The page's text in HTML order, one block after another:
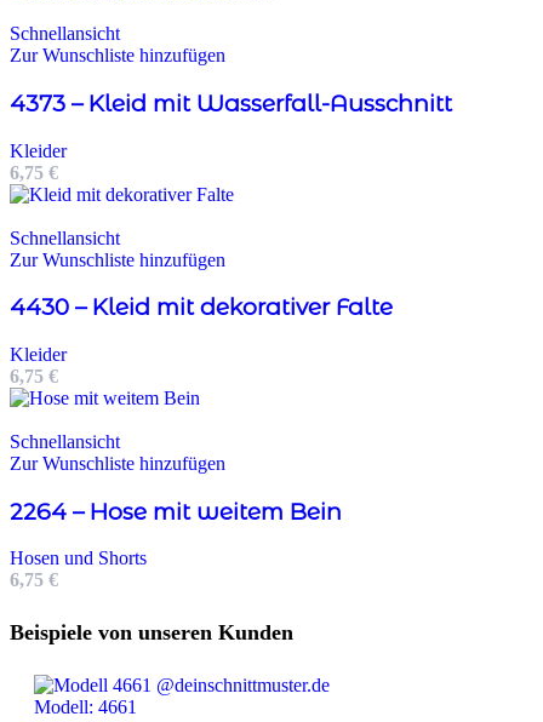
Schnellansicht
Zur Wunschliste hinzufügen
4373 – Kleid mit Wasserfall-Ausschnitt
Kleider
6,75 €
Schnellansicht
Zur Wunschliste hinzufügen
4430 – Kleid mit dekorativer Falte
Kleider
6,75 €
Schnellansicht
Zur Wunschliste hinzufügen
2264 – Hose mit weitem Bein
Hosen und Shorts
6,75 €
Beispiele von unseren Kunden
Modell: 4661